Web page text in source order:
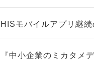
HISモバイルアプリ継続
『中小企業のミカタメ